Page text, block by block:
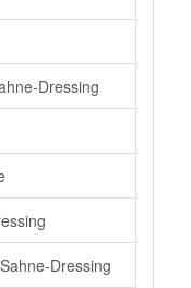
Dressing
Dressing